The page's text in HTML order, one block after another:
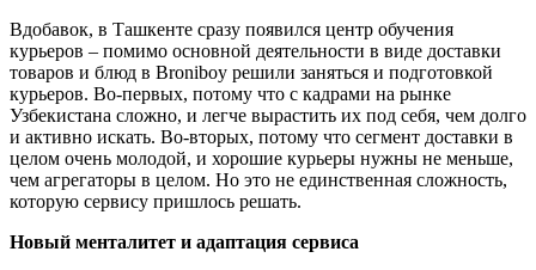
Вдобавок, в Ташкенте сразу появился центр обучения
курьеров – помимо основной деятельности в виде доставки
товаров и блюд в Broniboy решили заняться и подготовкой
курьеров. Во-первых, потому что с кадрами на рынке
Узбекистана сложно, и легче вырастить их под себя, чем долго
и активно искать. Во-вторых, потому что сегмент доставки в
целом очень молодой, и хорошие курьеры нужны не меньше,
чем агрегаторы в целом. Но это не единственная сложность,
которую сервису пришлось решать.
Новый менталитет и адаптация сервиса